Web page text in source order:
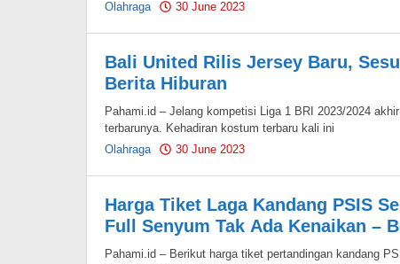
Olahraga
30 June 2023
Bali United Rilis Jersey Baru,
Berita Hiburan
Pahami.id – Jelang kompetisi Liga 1 BRI 2023/2024
terbarunya. Kehadiran kostum terbaru kali ini
Olahraga
30 June 2023
Harga Tiket Laga Kandang PSIS
Full Senyum Tak Ada Kenaikan –
Pahami.id – Berikut harga tiket pertandingan kandang